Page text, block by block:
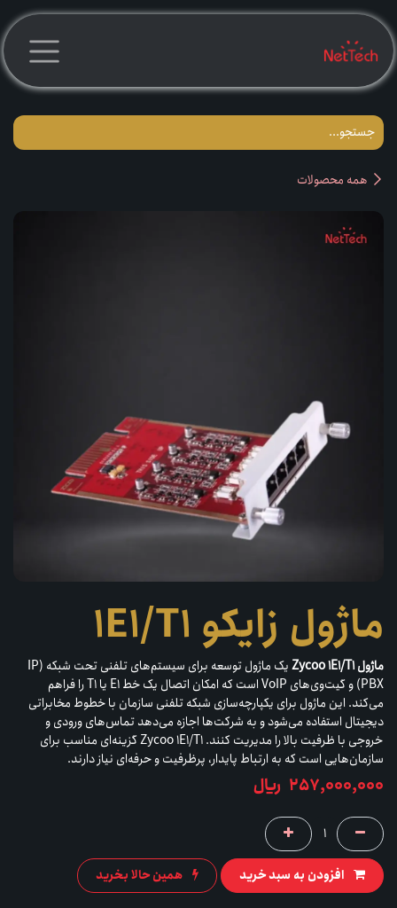
صرف نظر و مشاهده محتوا
همه محصولات
ماژول زایکو 1E1/T1
ماژول Zycoo 1E1/T1
یک ماژول توسعه برای سیستم‌های تلفنی تحت شبکه (IP
PBX) و گیت‌وی‌های VoIP است که امکان اتصال یک خط E1 یا T1 را فراهم
می‌کند. این ماژول برای یکپارچه‌سازی شبکه تلفنی سازمان با خطوط مخابراتی
دیجیتال استفاده می‌شود و به شرکت‌ها اجازه می‌دهد تماس‌های ورودی و
خروجی با ظرفیت بالا را مدیریت کنند. Zycoo 1E1/T1 گزینه‌ای مناسب برای
سازمان‌هایی است که به ارتباط پایدار، پرظرفیت و حرفه‌ای نیاز دارند.
257,000,000 ﷼
افزودن به سبد خرید همین حالا بخرید